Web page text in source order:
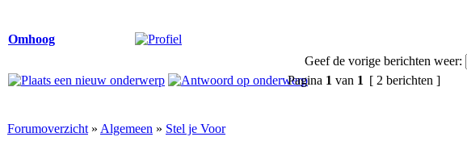
Omhoog
Geef de vorige berichten weer:
Pagina 1 van 1 [ 2 berichten ]
Forumoverzicht » Algemeen » Stel je Voor